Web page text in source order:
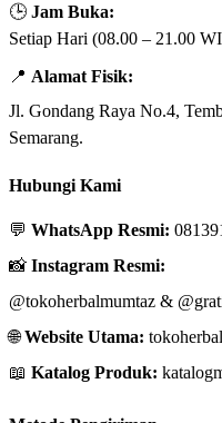
🕒 Jam Buka:
Setiap Hari (08.00 – 21.00
📍 Alamat Fisik:
Jl. Gondang Raya No.4,
Semarang.
Hubungi Kami
💬 WhatsApp Resmi:
📸 Instagram Resmi:
@tokoherbalmumtaz &
🌐Website Utama:
📖 Katalog Produk: